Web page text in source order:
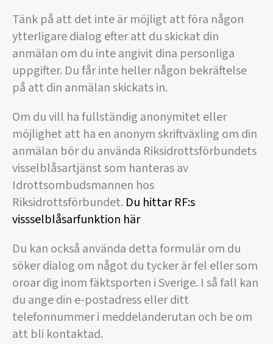
Tänk på att det inte är möjligt att föra någon
ytterligare dialog efter att du skickat din
anmälan om du inte angivit dina personliga
uppgifter. Du får inte heller någon bekräftelse
på att din anmälan skickats in.
Om du vill ha fullständig anonymitet eller
möjlighet att ha en anonym skriftväxling om din
anmälan bör du använda Riksidrottsförbundets
visselblåsartjänst som hanteras av
Idrottsombudsmannen hos
Riksidrottsförbundet. Du hittar RF:s
vissselblåsarfunktion här
Du kan också använda detta formulär om du
söker dialog om något du tycker är fel eller som
oroar dig inom fäktsporten i Sverige. I så fall kan
du ange din e-postadress eller ditt
telefonnummer i meddelanderutan och be om
att bli kontaktad.